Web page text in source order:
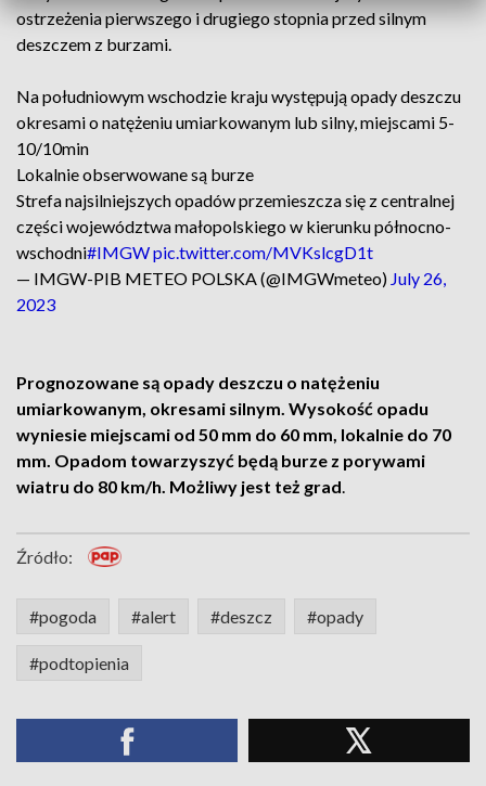
ostrzeżenia pierwszego i drugiego stopnia przed silnym
deszczem z burzami.
Na południowym wschodzie kraju występują opady deszczu
okresami o natężeniu umiarkowanym lub silny, miejscami 5-
10/10min
Lokalnie obserwowane są burze
Strefa najsilniejszych opadów przemieszcza się z centralnej
części województwa małopolskiego w kierunku północno-
wschodni#IMGWpic.twitter.com/MVKslcgD1t
— IMGW-PIB METEO POLSKA (@IMGWmeteo) July 26,
2023
Prognozowane są opady deszczu o natężeniu
umiarkowanym, okresami silnym. Wysokość opadu
wyniesie miejscami od 50 mm do 60 mm, lokalnie do 70
mm. Opadom towarzyszyć będą burze z porywami
wiatru do 80 km/h. Możliwy jest też grad.
Źródło:
#pogoda #alert #deszcz #opady
#podtopienia